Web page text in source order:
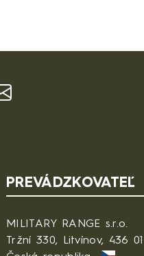
PREVÁDZKOVATEĽ
MILITARY RANGE s.r.o.
Tržní 330, Litvínov, 436 01